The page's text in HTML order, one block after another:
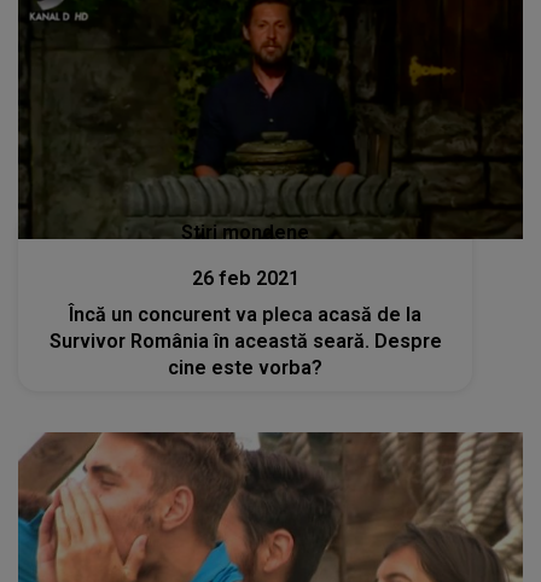
Stiri mondene
26 feb 2021
Încă un concurent va pleca acasă de la
Survivor România în această seară. Despre
cine este vorba?